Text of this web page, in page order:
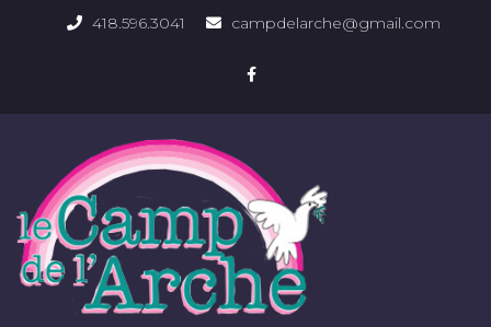
418.596.3041 campdelarche@gmail.com